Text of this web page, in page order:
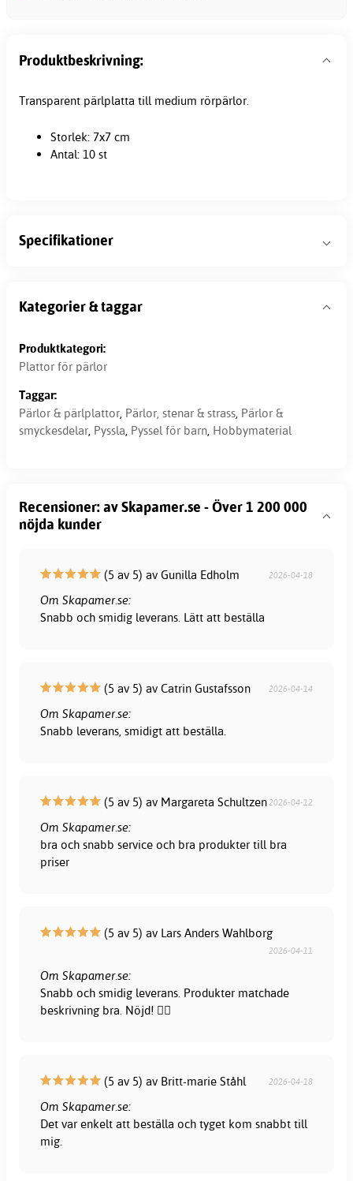
Produktbeskrivning:
Transparent pärlplatta till medium rörpärlor.
Storlek: 7x7 cm
Antal: 10 st
Specifikationer
Kategorier & taggar
Produktkategori:
Plattor för pärlor
Taggar:
Pärlor & pärlplattor, Pärlor, stenar & strass, Pärlor &
smyckesdelar, Pyssla, Pyssel för barn, Hobbymaterial
Recensioner: av Skapamer.se - Över 1 200 000
nöjda kunder
(5 av 5) av Gunilla Edholm 2026-04-18
Om Skapamer.se:
Snabb och smidig leverans. Lätt att beställa
(5 av 5) av Catrin Gustafsson 2026-04-14
Om Skapamer.se:
Snabb leverans, smidigt att beställa.
(5 av 5) av Margareta Schultzen2026-04-12
Om Skapamer.se:
bra och snabb service och bra produkter till bra
priser
(5 av 5) av Lars Anders Wahlborg
2026-04-11
Om Skapamer.se:
Snabb och smidig leverans. Produkter matchade
beskrivning bra. Nöjd! 👍🏻
(5 av 5) av Britt-marie Ståhl 2026-04-18
Om Skapamer.se:
Det var enkelt att beställa och tyget kom snabbt till
mig.